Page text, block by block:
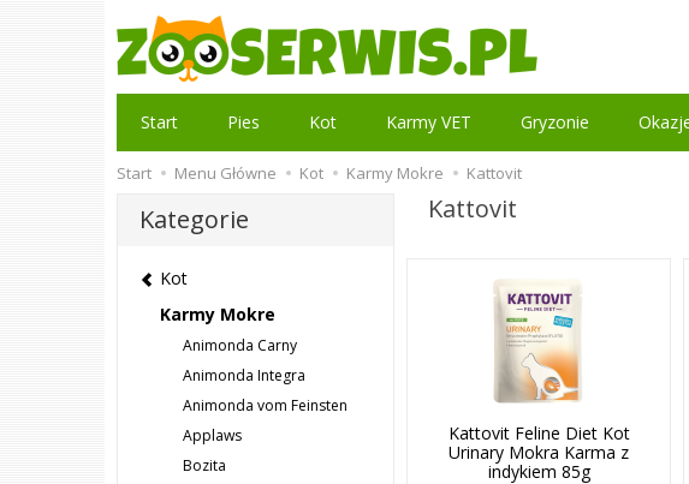
Start Pies Kot Karmy VET Gryzonie
Start Menu Główne Kot Karmy Mokre Kattovit
Kattovit
Kattovit Feline Diet Kot
Urinary Mokra Karma z
indykiem 85g
Kategorie
Kot
Karmy Mokre
Animonda Carny
Animonda Integra
Animonda vom Feinsten
Applaws
Bozita